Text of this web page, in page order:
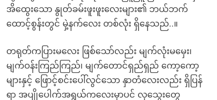
အိထွေးသော နွုတ်ခမ်းဖူးဖူးလေးများ၏ ဘယ်ဘက်
ထောင့်စွန်းတွင် မှဲ့နက်လေး တစ်လုံး ရှိနေသည်..။
တရုတ်ကပြားမလေး ဖြစ်သော်လည်း မျက်လုံးမမှေး၊
မျက်ဝန်းကြည်ကြည်၊ မျက်တောင်ရှည်ရှည် ကော့ကော့
များနှင့် ဖြောင့်စင်းပေါ်လွင်သော နှာတံလေးလည်း ရှိပြန်
ရာ အပျိုပေါက်အရွယ်ကလေးမှာပင် လှသွေးတွေ